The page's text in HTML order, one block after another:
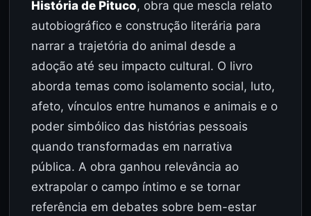
História de Pituco, obra que mescla relato
autobiográfico e construção literária para
narrar a trajetória do animal desde a
adoção até seu impacto cultural. O livro
aborda temas como isolamento social, luto,
afeto, vínculos entre humanos e animais e o
poder simbólico das histórias pessoais
quando transformadas em narrativa
pública. A obra ganhou relevância ao
extrapolar o campo íntimo e se tornar
referência em debates sobre bem-estar